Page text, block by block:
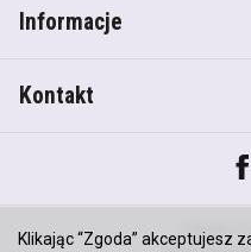
Informacje
Kontakt
*) brutto +
Klikając “Zgoda” akceptujesz